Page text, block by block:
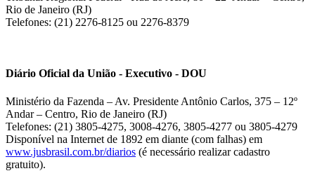
Rio de Janeiro (RJ)
Telefones: (21) 2276-8125 ou 2276-8379
Diário Oficial da União - Executivo - DOU
Ministério da Fazenda – Av. Presidente Antônio Carlos, 375 – 12º
Andar – Centro, Rio de Janeiro (RJ)
Telefones: (21) 3805-4275, 3008-4276, 3805-4277 ou 3805-4279
Disponível na Internet de 1892 em diante (com falhas) em
www.jusbrasil.com.br/diarios (é necessário realizar cadastro
gratuito).